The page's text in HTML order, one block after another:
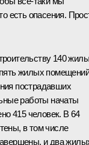
есть опасения.
140
жилых помещений
пострадавших
работы начаты
415 человек. В 64
в том числе
и два